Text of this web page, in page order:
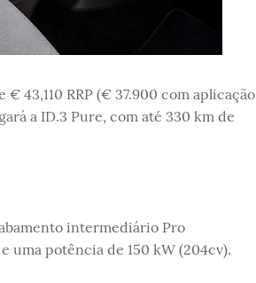
43,110 RRP (€ 37.900 com aplicação
a ID.3 Pure, com até 330 km de
intermediário Pro
uma potência de 150 kW (204cv).